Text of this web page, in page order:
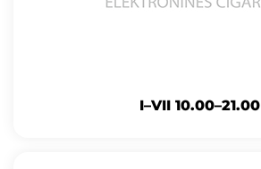
I–VII 10.00–21.00